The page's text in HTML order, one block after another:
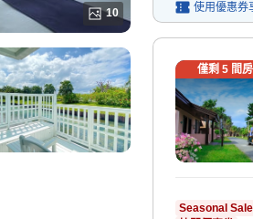
10 使用優惠券
僅剩 5間房
Seasonal Sale